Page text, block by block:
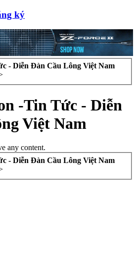
ký
- Diễn Đàn Cầu Lông Việt Nam
-Tin Tức - Diễn
Việt Nam
any content.
- Diễn Đàn Cầu Lông Việt Nam